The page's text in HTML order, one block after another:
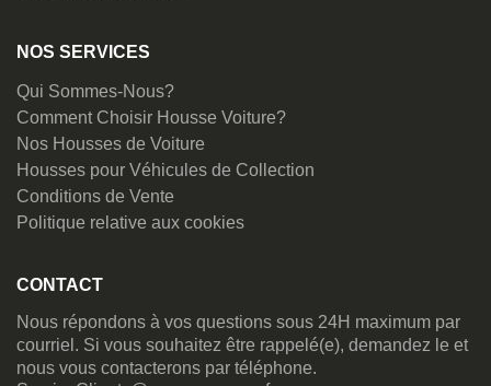
NOS SERVICES
Qui Sommes-Nous?
Comment Choisir Housse Voiture?
Nos Housses de Voiture
Housses pour Véhicules de Collection
Conditions de Vente
Politique relative aux cookies
CONTACT
Nous répondons à vos questions sous 24H maximum par
courriel. Si vous souhaitez être rappelé(e), demandez le et
nous vous contacterons par téléphone.